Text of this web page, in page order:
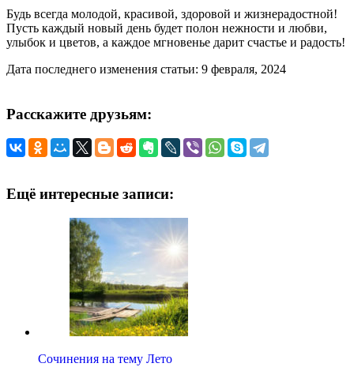
Будь всегда молодой, красивой, здоровой и жизнерадостной!
Пусть каждый новый день будет полон нежности и любви,
улыбок и цветов, а каждое мгновенье дарит счастье и радость!
Дата последнего изменения статьи: 9 февраля, 2024
Расскажите друзьям:
Ещё интересные записи:
Сочинения на тему Лето